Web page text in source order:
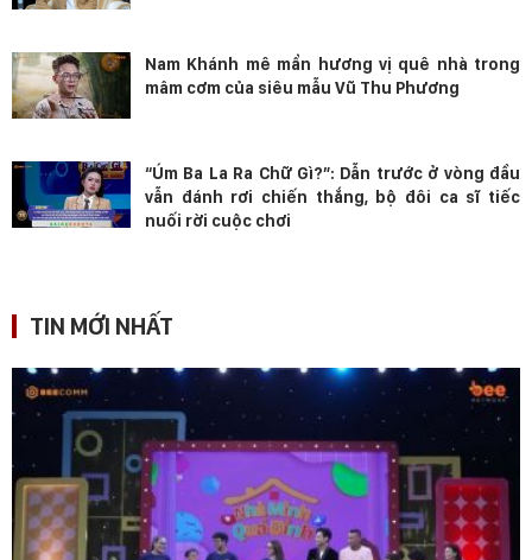
Nam Khánh mê mẩn hương vị quê nhà trong
mâm cơm của siêu mẫu Vũ Thu Phương
“Úm Ba La Ra Chữ Gì?”: Dẫn trước ở vòng đầu
vẫn đánh rơi chiến thắng, bộ đôi ca sĩ tiếc
nuối rời cuộc chơi
TIN MỚI NHẤT